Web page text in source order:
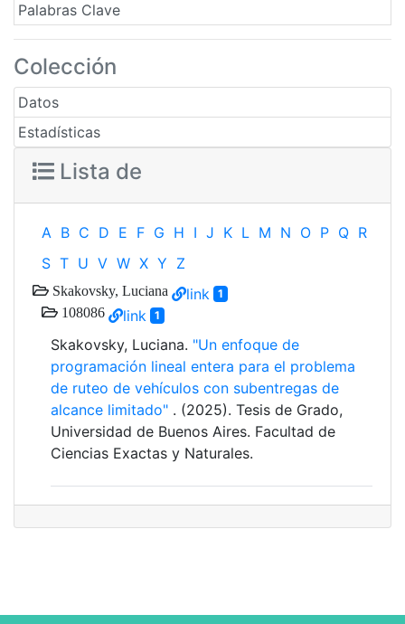
Palabras Clave
Colección
Datos
Estadísticas
Lista de
A B C D E F G H I J K L M N O P Q R
S T U V W X Y Z
Skakovsky, Luciana link 1
108086 link 1
Skakovsky, Luciana. "Un enfoque de
programación lineal entera para el problema
de ruteo de vehículos con subentregas de
alcance limitado" . (2025). Tesis de Grado,
Universidad de Buenos Aires. Facultad de
Ciencias Exactas y Naturales.